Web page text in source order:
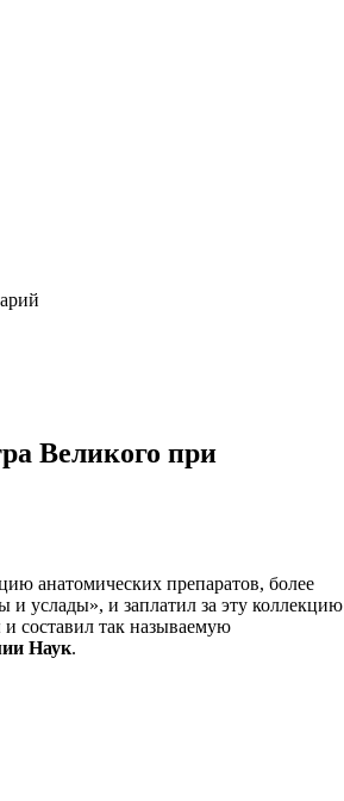
Великого при
анатомических препаратов, более
и услады», и заплатил за эту коллекцию
составил так называемую
Наук.